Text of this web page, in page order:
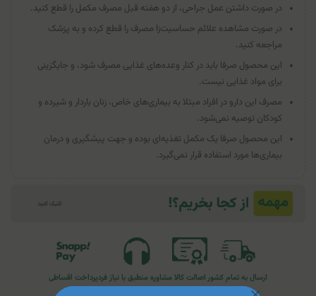
در صورت داشتن عمل جراحی، از دو هفته قبل مصرف مکمل را قطع کنید.
در صورت مشاهده علائم حساسیت‌زا مصرف را قطع کرده و به پزشک
مراجعه کنید.
این محصول صرفا باید در کنار وعده‌های غذایی مصرف شود، و جایگزینی
برای مواد غذایی نیست.
مصرف این دارو در افراد مبتلا به بیماری‌های خاص، زنان باردار و شیرده و
کودکان توصیه نمی‌شود.
این محصول صرفا یک مکمل تغذیه‌ای بوده و جهت پیشگیری و درمان
بیماری‌ها مورد استفاده قرار نمی‌گیرد.
ارسال به تمام کشوراصالت کالا مشاوره منطبق با نیاز فردپرداخت اقساطی